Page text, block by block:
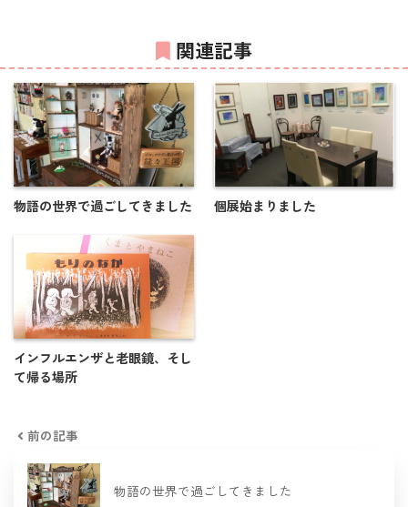
関連記事
物語の世界で過ごしてきました 個展始まりました
インフルエンザと老眼鏡、そし
て帰る場所
前の記事
物語の世界で過ごしてきました